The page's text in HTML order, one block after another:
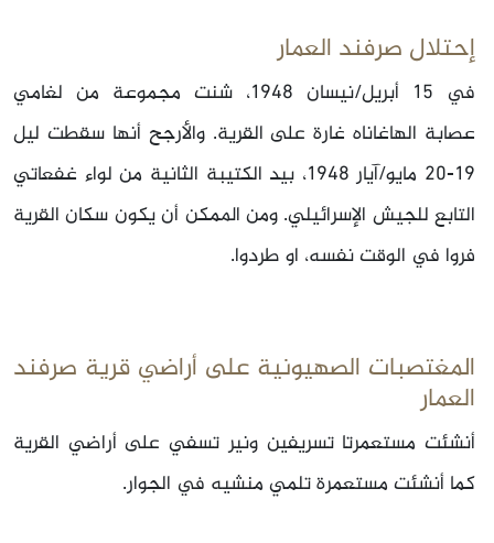
إحتلال صرفند العمار
في 15 أبريل/نيسان 1948، شنت مجموعة من لغامي
عصابة الهاغاناه غارة على القرية. والأرجح أنها سقطت ليل
19-20‏ مايو/آيار 1948، بيد الكتيبة الثانية من لواء غفعاتي
التابع للجيش الإسرائيلي. ومن الممكن أن يكون سكان القرية
فروا في الوقت نفسه، او طردوا.
المغتصبات الصهيونية على أراضي قرية صرفند
العمار
أنشئت مستعمرتا تسريفين ونير تسفي على أراضي القرية
كما أنشئت مستعمرة تلمي منشيه في الجوار.